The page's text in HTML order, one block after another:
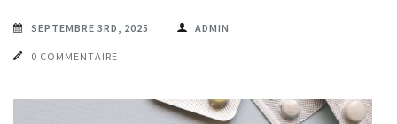
SEPTEMBRE 3RD, 2025 ADMIN
0 COMMENTAIRE